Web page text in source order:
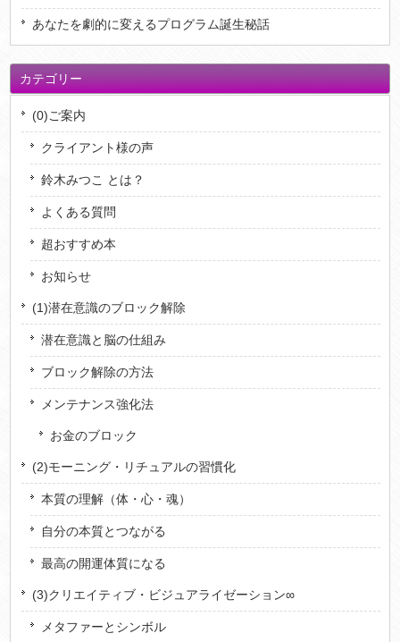
あなたを劇的に変えるプログラム誕生秘話
カテゴリー
(0)ご案内
クライアント様の声
鈴木みつこ とは？
よくある質問
超おすすめ本
お知らせ
(1)潜在意識のブロック解除
潜在意識と脳の仕組み
ブロック解除の方法
メンテナンス強化法
お金のブロック
(2)モーニング・リチュアルの習慣化
本質の理解（体・心・魂）
自分の本質とつながる
最高の開運体質になる
(3)クリエイティブ・ビジュアライゼーション∞
メタファーとシンボル